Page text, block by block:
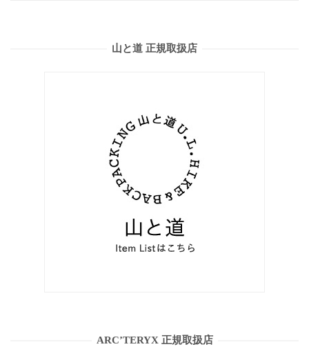
山と道 正規取扱店
ARC’TERYX 正規取扱店